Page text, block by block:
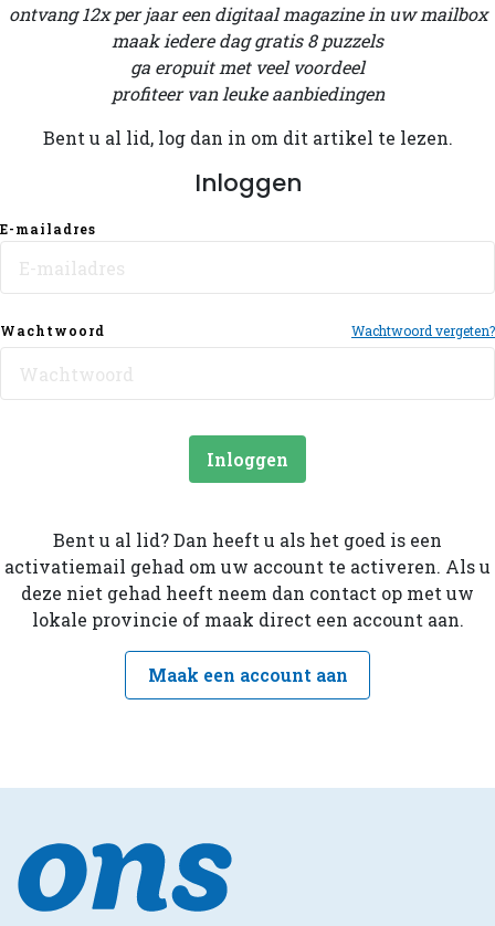
ontvang 12x per jaar een digitaal magazine in uw mailbox
maak iedere dag gratis 8 puzzels
ga eropuit met veel voordeel
profiteer van leuke aanbiedingen
Bent u al lid, log dan in om dit artikel te lezen.
Inloggen
E-mailadres
Wachtwoord Wachtwoord vergeten?
Inloggen
Bent u al lid? Dan heeft u als het goed is een
activatiemail gehad om uw account te activeren. Als u
deze niet gehad heeft neem dan contact op met uw
lokale provincie of maak direct een account aan.
Maak een account aan